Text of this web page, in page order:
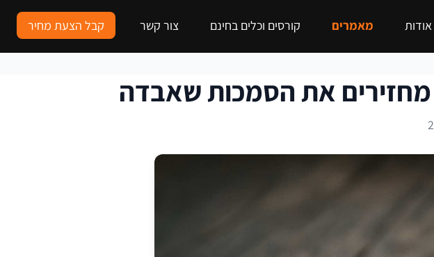
אודות מאמרים קורסים וכלים בחינם צור קשר קבל הצעת מחיר
מחזירים את הסמכות שאבדה